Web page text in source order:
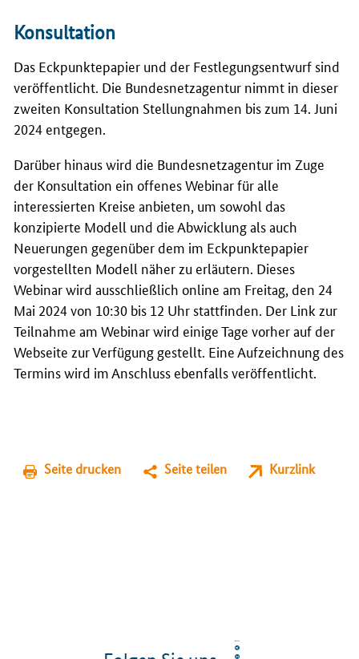
Konsultation
Das Eckpunktepapier und der Festlegungsentwurf sind
veröffentlicht. Die Bundesnetzagentur nimmt in dieser
zweiten Konsultation Stellungnahmen bis zum 14. Juni
2024 entgegen.
Darüber hinaus wird die Bundesnetzagentur im Zuge
der Konsultation ein offenes Webinar für alle
interessierten Kreise anbieten, um sowohl das
konzipierte Modell und die Abwicklung als auch
Neuerungen gegenüber dem im Eckpunktepapier
vorgestellten Modell näher zu erläutern. Dieses
Webinar wird ausschließlich online am Freitag, den 24
Mai 2024 von 10:30 bis 12 Uhr stattfinden. Der Link zur
Teilnahme am Webinar wird einige Tage vorher auf der
Webseite zur Verfügung gestellt. Eine Aufzeichnung des
Termins wird im Anschluss ebenfalls veröffentlicht.
Seite drucken Seite teilen Kurzlink